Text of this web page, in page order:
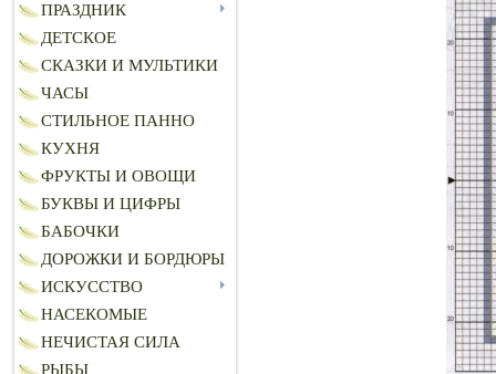
ПРАЗДНИК
ДЕТСКОЕ
СКАЗКИ И МУЛЬТИКИ
ЧАСЫ
СТИЛЬНОЕ ПАННО
КУХНЯ
ФРУКТЫ И ОВОЩИ
БУКВЫ И ЦИФРЫ
БАБОЧКИ
ДОРОЖКИ И БОРДЮРЫ
ИСКУССТВО
НАСЕКОМЫЕ
НЕЧИСТАЯ СИЛА
РЫБЫ